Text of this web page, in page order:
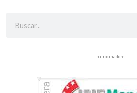
– patrocinadores –